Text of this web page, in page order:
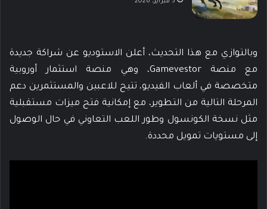
وبالتوازي مع هذا التحديث، أعلن الاستوديو عن شراكة جديدة
مع منصة Gamevestor، وهي منصة استثمار أوروبية
متخصصة في ألعاب الفيديو، تتيح للاعبين والمستثمرين دعم
المرحلة التالية من التطوير، مع إمكانية فتح ميزات مستقبلية
مثل نسخة الكونسول وطور اللعب التعاوني في حال الوصول
إلى مستويات تمويل محددة.